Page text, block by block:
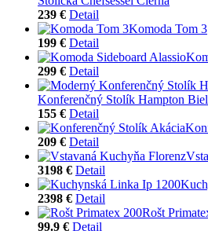
239 € Detail
Komoda Tom 3
199 € Detail
299 € Detail
Konferenčný Stolík Hampton
155 € Detail
209 € Detail
3198 € Detail
2398 € Detail
Rošt
99.9 € Detail